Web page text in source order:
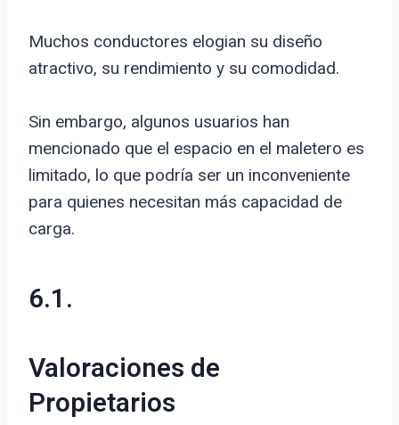
Muchos conductores elogian su diseño
atractivo, su rendimiento y su comodidad.
Sin embargo, algunos usuarios han
mencionado que el espacio en el maletero es
limitado, lo que podría ser un inconveniente
para quienes necesitan más capacidad de
carga.
6.1.
Valoraciones de
Propietarios